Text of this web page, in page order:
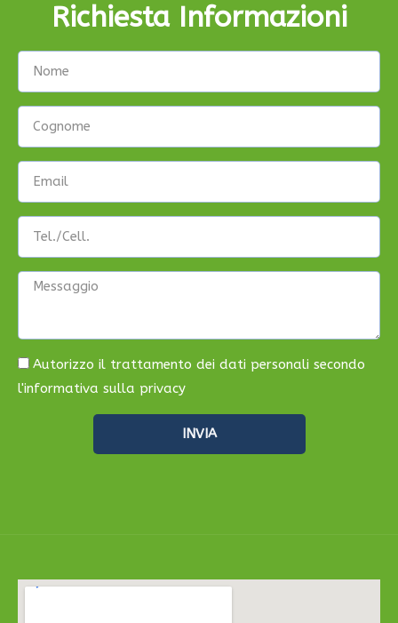
Richiesta Informazioni
Autorizzo il trattamento dei dati personali secondo
l'informativa sulla privacy
INVIA